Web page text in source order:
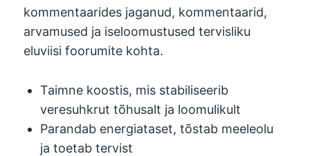
kommentaarides jaganud, kommentaarid,
arvamused ja iseloomustused tervisliku
eluviisi foorumite kohta.
Taimne koostis, mis stabiliseerib
veresuhkrut tõhusalt ja loomulikult
Parandab energiataset, tõstab meeleolu
ja toetab tervist